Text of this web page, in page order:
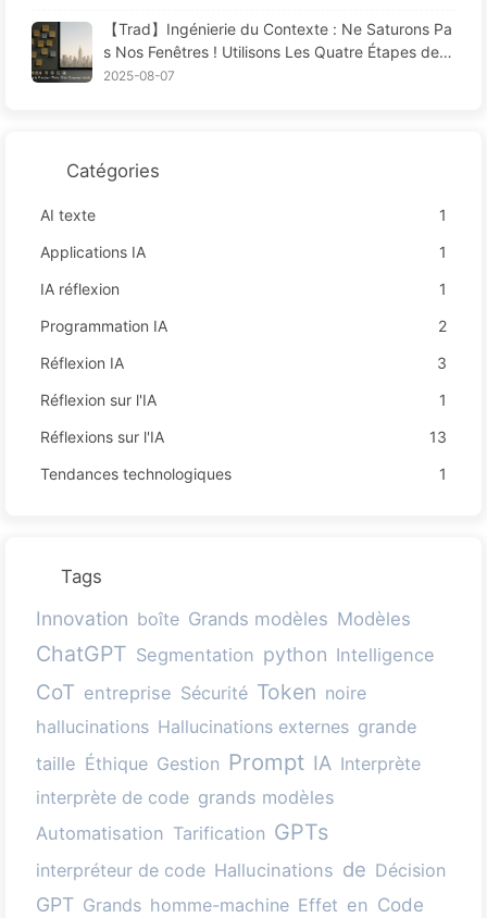
cielle à l’ère de l’IA — Apprendre l’IA progressive
ment 171
【Trad】Ingénierie du Contexte : Ne Saturons Pa
s Nos Fenêtres ! Utilisons Les Quatre Étapes de R
édaction, Filtrage, Compression et Isolation, Évito
2025-08-07
Catégories
AI texte
1
Applications IA
1
IA réflexion
1
Programmation IA
2
Réflexion IA
3
Réflexion sur l'IA
1
Réflexions sur l'IA
13
Tendances technologiques
1
Tags
Innovation boîte Grands modèles Modèles
ChatGPT Segmentation python Intelligence
CoT entreprise Sécurité Token noire
hallucinations Hallucinations externes grande
taille Éthique Gestion Prompt IA Interprète
interprète de code grands modèles
Automatisation Tarification GPTs
interpréteur de code Hallucinations de Décision
GPT Grands homme-machine Effet en Code